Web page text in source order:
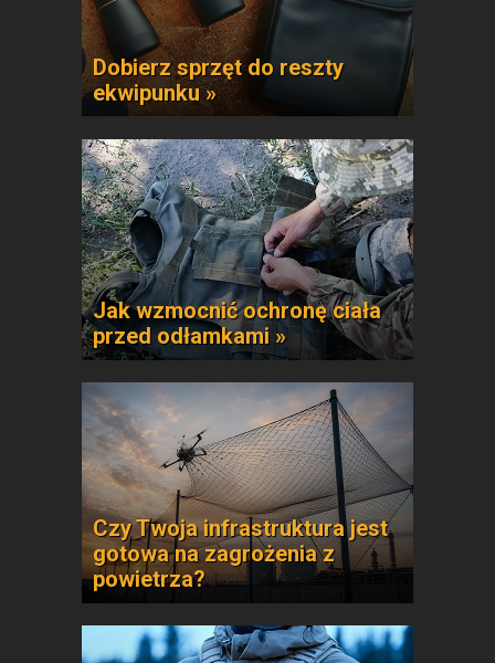
Dobierz sprzęt do reszty
ekwipunku »
Jak wzmocnić ochronę ciała
przed odłamkami »
Czy Twoja infrastruktura jest
gotowa na zagrożenia z
powietrza?